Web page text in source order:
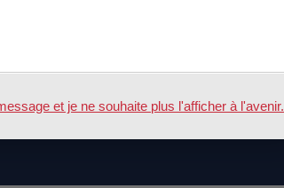
et je ne souhaite plus l'afficher à l'avenir.